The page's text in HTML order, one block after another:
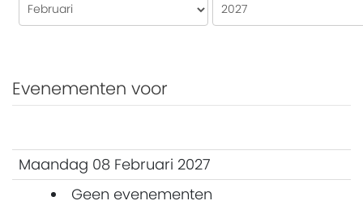
Evenementen voor
Maandag 08 Februari 2027
Geen evenementen